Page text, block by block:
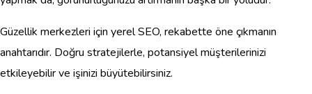
Güzellik merkezleri için yerel SEO, rekabette öne çıkmanın
anahtarıdır. Doğru stratejilerle, potansiyel müşterilerinizi
etkileyebilir ve işinizi büyütebilirsiniz.